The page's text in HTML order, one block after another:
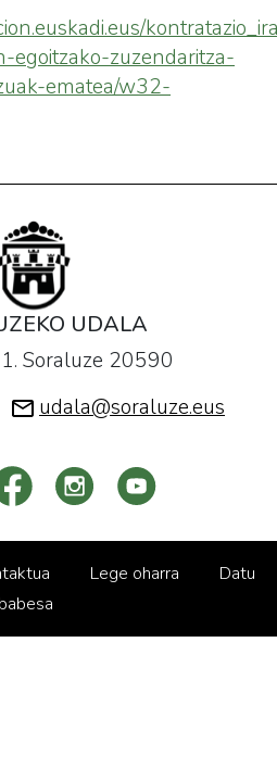
egoitzako-zuzendaritza-
ematea/w32-
UDALA
Soraluze 20590
udala@soraluze.eus
Lege oharra
Datu
babesa